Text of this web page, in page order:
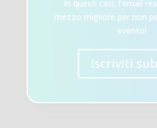
In questi casi, l’email
mezzo migliore per non
evento!
Iscriviti